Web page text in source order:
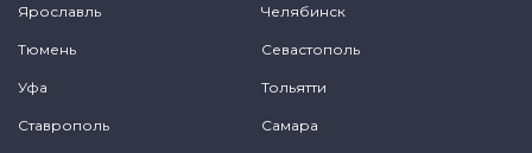
Ярославль Челябинск
Тюмень Севастополь
Уфа Тольятти
Ставрополь Самара